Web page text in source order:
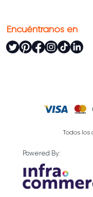
Encuéntranos en
Todos los
Powered By: